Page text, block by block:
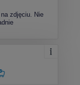
zdjęciu. Nie